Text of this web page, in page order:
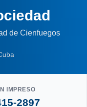
de Cienfuegos
IMPRESO
2897